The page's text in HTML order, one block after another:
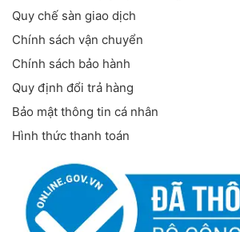
Quy chế sàn giao dịch
Chính sách vận chuyển
Chính sách bảo hành
Quy định đổi trả hàng
Bảo mật thông tin cá nhân
Hình thức thanh toán